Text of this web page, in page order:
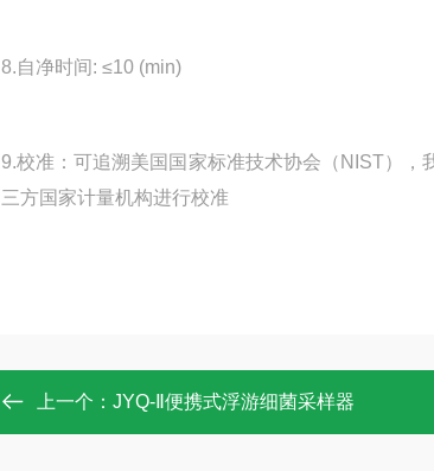
8.自净时间: ≤10 (min)
9.校准：可追溯美国国家标准技术协会（NIST）
三方国家计量机构进行校准
上一个： JYQ-Ⅱ便携式浮游细菌采样器